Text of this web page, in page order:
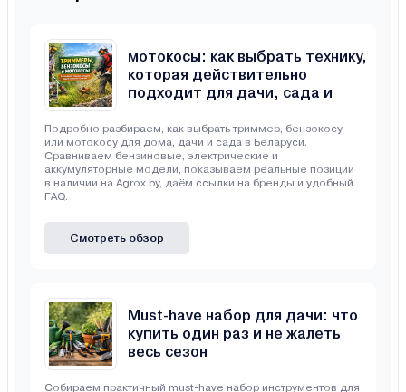
мотокосы: как выбрать технику,
которая действительно
подходит для дачи, сада и
Подробно разбираем, как выбрать триммер, бензокосу
или мотокосу для дома, дачи и сада в Беларуси.
Сравниваем бензиновые, электрические и
аккумуляторные модели, показываем реальные позиции
в наличии на Agrox.by, даём ссылки на бренды и удобный
FAQ.
Смотреть обзор
Must-have набор для дачи: что
купить один раз и не жалеть
весь сезон
Собираем практичный must-have набор инструментов для